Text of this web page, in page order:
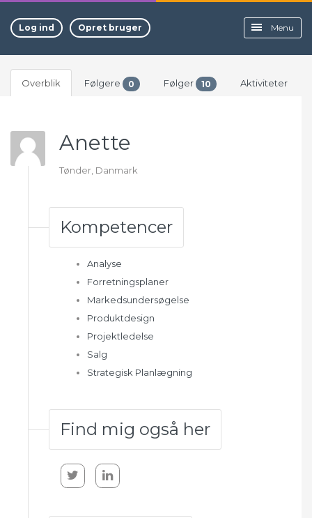
Log ind Opret bruger Menu
Overblik Følgere 0 Følger 10 Aktiviteter
Anette
Tønder, Danmark
Kompetencer
Analyse
Forretningsplaner
Markedsundersøgelse
Produktdesign
Projektledelse
Salg
Strategisk Planlægning
Find mig også her